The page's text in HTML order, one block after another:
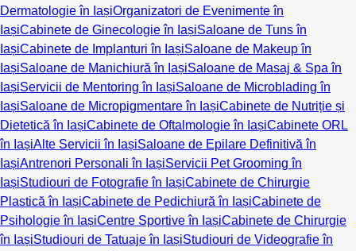
Dermatologie în IașiOrganizatori de Evenimente în
IașiCabinete de Ginecologie în IașiSaloane de Tuns în
IașiCabinete de Implanturi în IașiSaloane de Makeup în
IașiSaloane de Manichiură în IașiSaloane de Masaj & Spa în
IașiServicii de Mentoring în IașiSaloane de Microblading în
IașiSaloane de Micropigmentare în IașiCabinete de Nutriție și
Dietetică în IașiCabinete de Oftalmologie în IașiCabinete ORL
în IașiAlte Servicii în IașiSaloane de Epilare Definitivă în
IașiAntrenori Personali în IașiServicii Pet Grooming în
IașiStudiouri de Fotografie în IașiCabinete de Chirurgie
Plastică în IașiCabinete de Pedichiură în IașiCabinete de
Psihologie în IașiCentre Sportive în IașiCabinete de Chirurgie
în IașiStudiouri de Tatuaje în IașiStudiouri de Videografie în